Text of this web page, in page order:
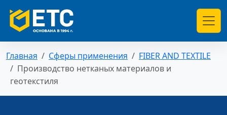
Главная Сферы применения
FIBER AND TEXTILE
Производство нетканых материалов и
геотекстиля